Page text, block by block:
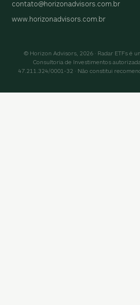
contato@horizonadvisors.com.br
www.horizonadvisors.com.br
© Horizon Advisors, 2026 · Radar ETFs é
Consultoria de Investimentos autorizada
47.211.324/0001-32 · Não constitui